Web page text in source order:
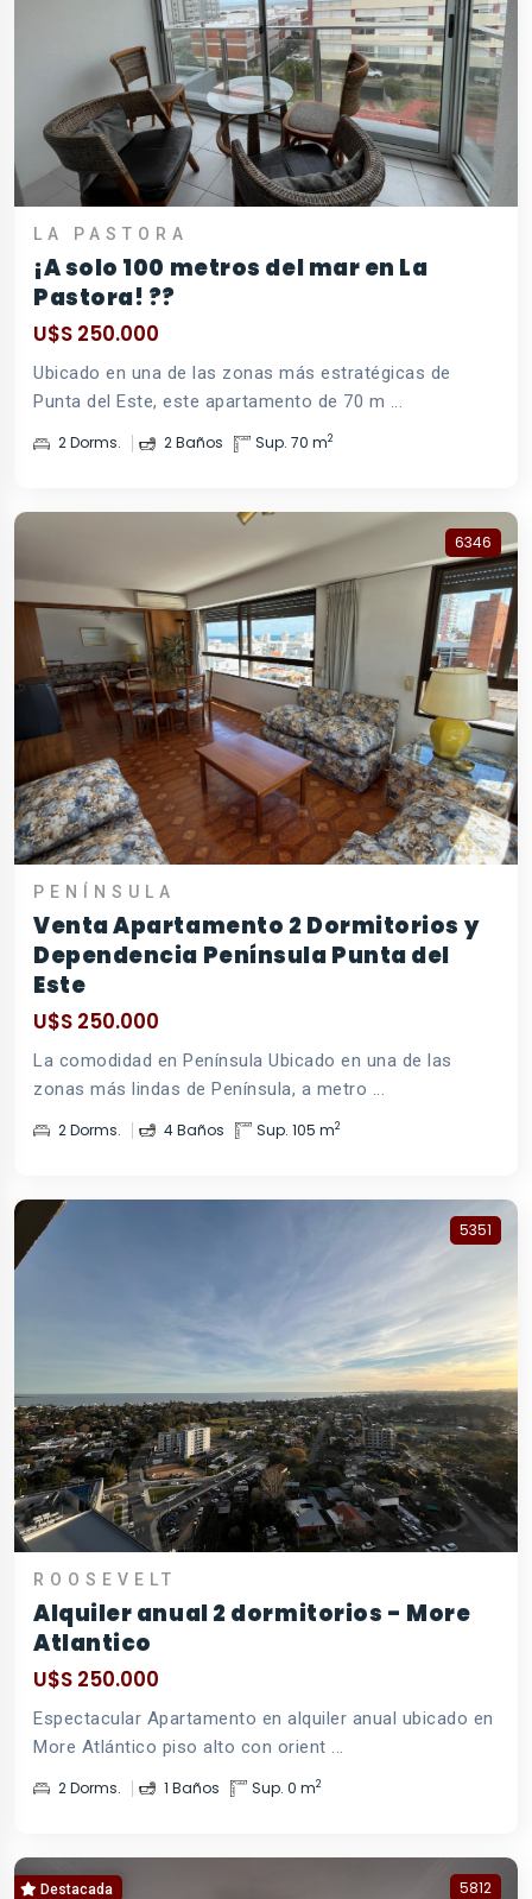
LA PASTORA
¡A solo 100 metros del mar en La
Pastora! ??
U$S 250.000
Ubicado en una de las zonas más estratégicas de
Punta del Este, este apartamento de 70 m ...
2 Dorms. 2 Baños Sup. 70 m2
6346
PENÍNSULA
Venta Apartamento 2 Dormitorios y
Dependencia Península Punta del
Este
U$S 250.000
La comodidad en Península Ubicado en una de las
zonas más lindas de Península, a metro ...
2 Dorms. 4 Baños Sup. 105 m2
5351
ROOSEVELT
Alquiler anual 2 dormitorios - More
Atlantico
U$S 250.000
Espectacular Apartamento en alquiler anual ubicado en
More Atlántico piso alto con orient ...
2 Dorms. 1 Baños Sup. 0 m2
Destacada 5812